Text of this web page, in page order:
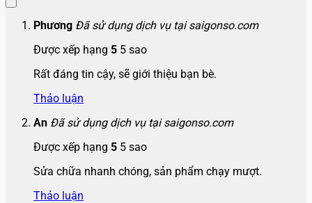
Phương Đã sử dụng dịch vụ tại saigonso.com
Được xếp hạng 5 5 sao
Rất đáng tin cậy, sẽ giới thiệu bạn bè.
Thảo luận
An Đã sử dụng dịch vụ tại saigonso.com
Được xếp hạng 5 5 sao
Sửa chữa nhanh chóng, sản phẩm chạy mượt.
Thảo luận